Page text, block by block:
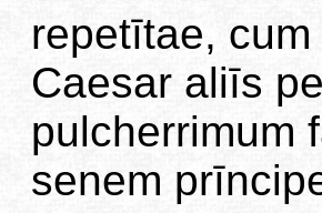
repetītae,
Caesar aliīs
pulcherrimum
senem